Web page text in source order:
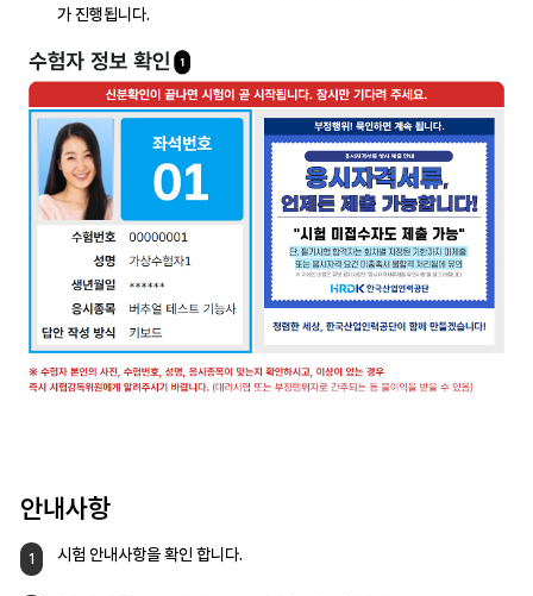
가 진행됩니다.
안내사항
1 시험 안내사항을 확인 합니다.